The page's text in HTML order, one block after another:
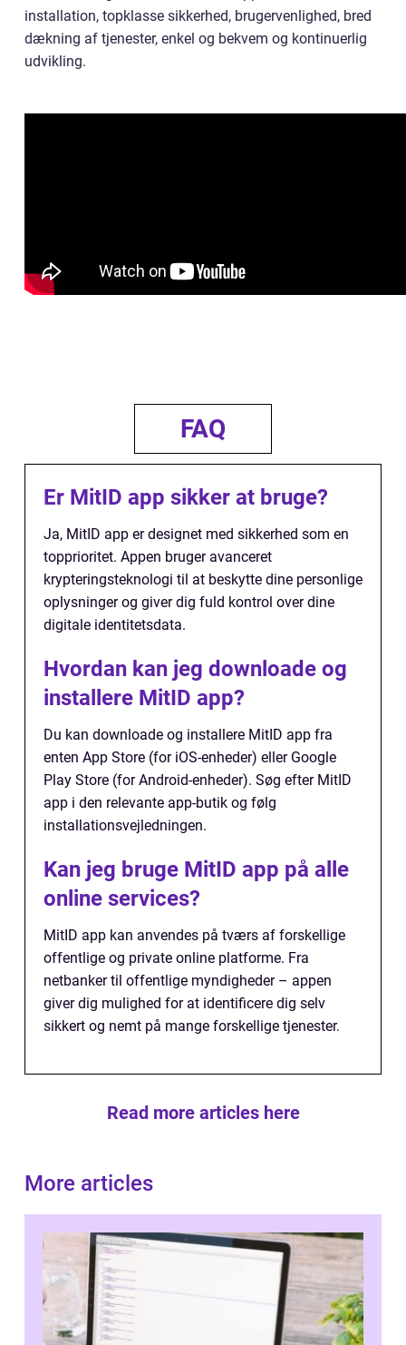
installation, topklasse sikkerhed, brugervenlighed, bred
dækning af tjenester, enkel og bekvem og kontinuerlig
udvikling.
FAQ
Er MitID app sikker at bruge?
Ja, MitID app er designet med sikkerhed som en
topprioritet. Appen bruger avanceret
krypteringsteknologi til at beskytte dine personlige
oplysninger og giver dig fuld kontrol over dine
digitale identitetsdata.
Hvordan kan jeg downloade og
installere MitID app?
Du kan downloade og installere MitID app fra
enten App Store (for iOS-enheder) eller Google
Play Store (for Android-enheder). Søg efter MitID
app i den relevante app-butik og følg
installationsvejledningen.
Kan jeg bruge MitID app på alle
online services?
MitID app kan anvendes på tværs af forskellige
offentlige og private online platforme. Fra
netbanker til offentlige myndigheder – appen
giver dig mulighed for at identificere dig selv
sikkert og nemt på mange forskellige tjenester.
Read more articles here
More articles